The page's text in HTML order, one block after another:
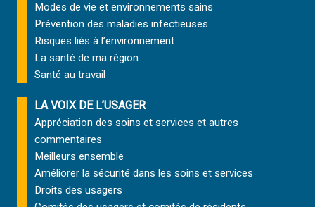
Modes de vie et environnements sains
Prévention des maladies infectieuses
Risques liés à l’environnement
La santé de ma région
Santé au travail
LA VOIX DE L’USAGER
Appréciation des soins et services et autres
commentaires
Meilleurs ensemble
Améliorer la sécurité dans les soins et services
Droits des usagers